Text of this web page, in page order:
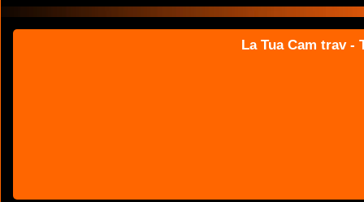
La Tua Cam trav -